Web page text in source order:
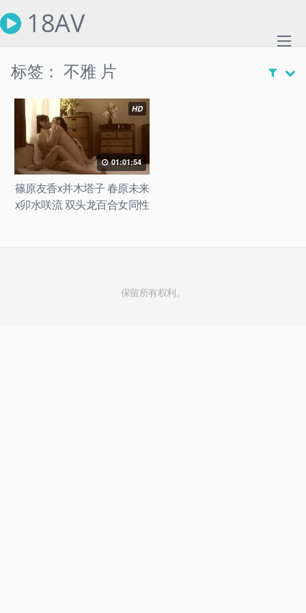
to
18AV
标签： 不雅 片
HD
01:01:54
篠原友香x并木塔子 春原未来
x卯水咲流 双头龙百合女同性
保留所有权利。